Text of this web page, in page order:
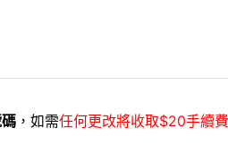
，如需任何更改將收取$20手續費